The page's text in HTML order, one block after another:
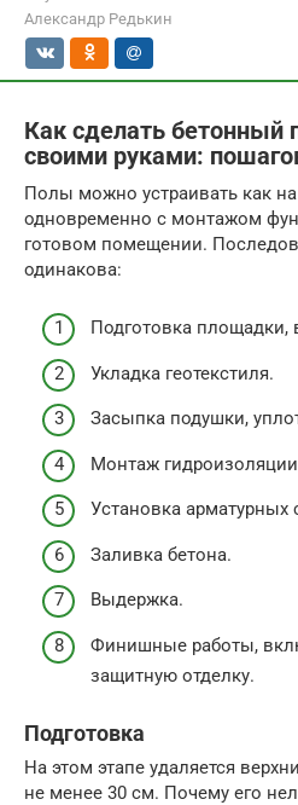
Александр Редькин
Как сделать бетонный
своими руками:
Полы можно устраивать как
одновременно с монтажом
готовом помещении.
одинакова:
Подготовка площадки,
Укладка геотекстиля.
Засыпка подушки,
Монтаж
Установка арматурных
Заливка бетона.
Выдержка.
Финишные работы,
защитную отделку.
Подготовка
На этом этапе удаляется
не менее 30 см. Почему его